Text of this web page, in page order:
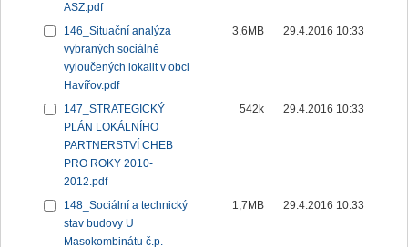
ASZ.pdf
146_Situační analýza
vybraných sociálně
vyloučených lokalit v obci
Havířov.pdf
3,6MB 29.4.2016 10:33
147_STRATEGICKÝ
PLÁN LOKÁLNÍHO
PARTNERSTVÍ CHEB
PRO ROKY 2010-
2012.pdf
542k 29.4.2016 10:33
148_Sociální a technický
stav budovy U
Masokombinátu č.p.
1,7MB 29.4.2016 10:33